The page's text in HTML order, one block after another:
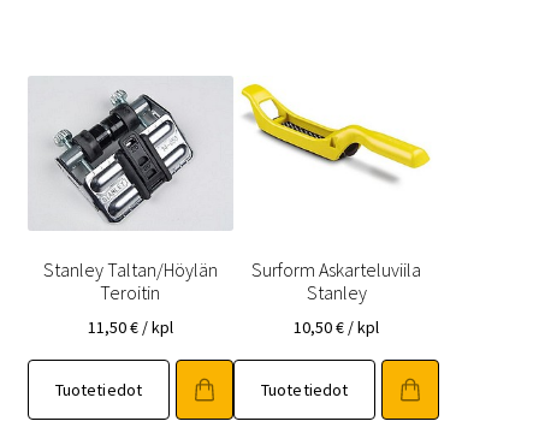
Stanley Taltan/Höylän
Teroitin
11,50€ / kpl
Tuotetiedot
Surform Askarteluviila
Stanley
10,50€ / kpl
Tuotetiedot